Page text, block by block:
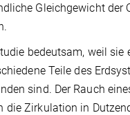
Gleichgewicht der
bedeutsam, weil sie
Teile des
sind. Der Rauch
die Zirkulation in